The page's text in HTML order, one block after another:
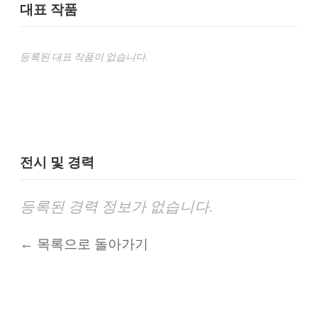
대표 작품
등록된 대표 작품이 없습니다.
전시 및 경력
등록된 경력 정보가 없습니다.
← 목록으로 돌아가기